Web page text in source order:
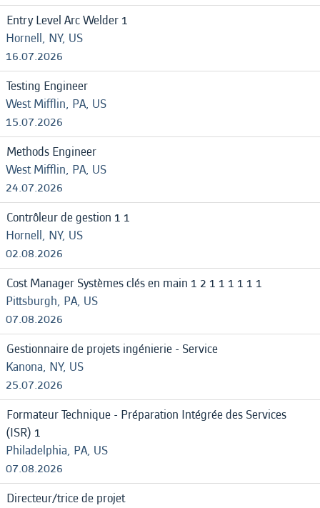
Entry Level Arc Welder 1
Hornell, NY, US
16.07.2026
Testing Engineer
West Mifflin, PA, US
15.07.2026
Methods Engineer
West Mifflin, PA, US
24.07.2026
Contrôleur de gestion 1 1
Hornell, NY, US
02.08.2026
Cost Manager Systèmes clés en main 1 2 1 1 1 1 1 1
Pittsburgh, PA, US
07.08.2026
Gestionnaire de projets ingénierie - Service
Kanona, NY, US
25.07.2026
Formateur Technique - Préparation Intégrée des Services
(ISR) 1
Philadelphia, PA, US
07.08.2026
Directeur/trice de projet